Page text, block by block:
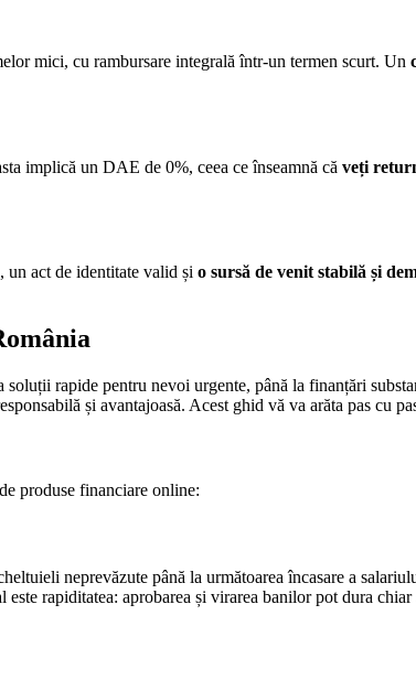
mici, cu rambursare integrală într-un termen scurt. Un
implică un DAE de 0%, ceea ce înseamnă că veți
un act de identitate valid și o sursă de venit stabilă și
rapide pentru nevoi urgente, până la finanțări
și avantajoasă. Acest ghid vă va arăta pas cu
produse financiare online:
neprevăzute până la următoarea încasare a
rapiditatea: aprobarea și virarea banilor pot dura